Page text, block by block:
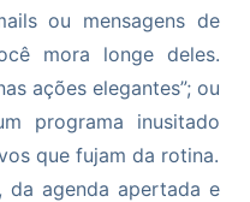
ou mensagens de
mora longe deles.
ações elegantes”; ou
programa inusitado
que fujam da rotina.
da agenda apertada e